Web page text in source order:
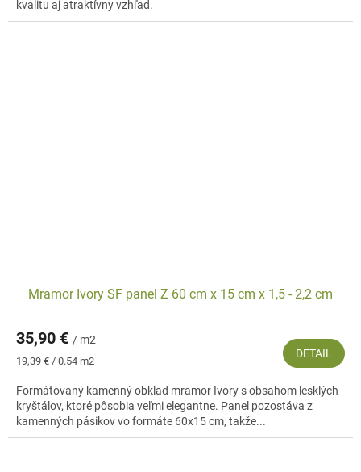
kvalitu aj atraktívny vzhľad.
Mramor Ivory SF panel Z 60 cm x 15 cm x 1,5 - 2,2 cm
35,90 € / m2
Jednotková
19,39 € / 0.54 m2
DETAIL
Formátovaný kamenný obklad mramor Ivory s obsahom lesklých
kryštálov, ktoré pôsobia veľmi elegantne. Panel pozostáva z
kamenných pásikov vo formáte 60x15 cm, takže...